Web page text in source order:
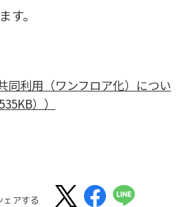
す。
同利用（ワンフロア化）につい
））
ェアする